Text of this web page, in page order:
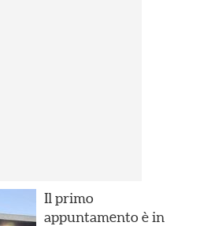
Il primo
appuntamento è in